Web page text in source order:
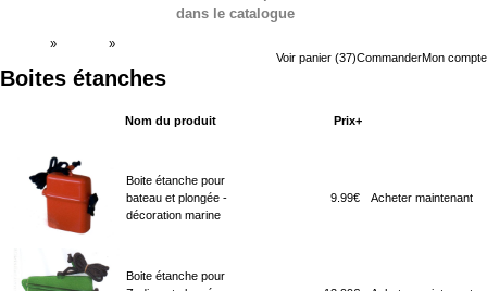
dans le catalogue
Voir panier (37)CommanderMon compte
» »
Boites étanches
Nom du produit Prix+
Boite étanche pour
bateau et plongée -
décoration marine
9.99€ Acheter maintenant
Boite étanche pour